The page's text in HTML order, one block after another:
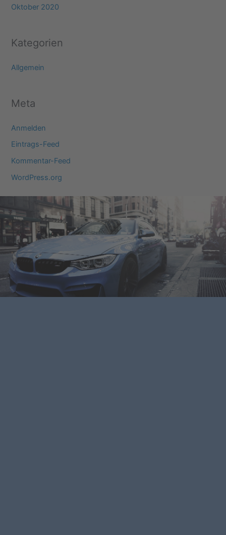
Oktober 2020
Kategorien
Allgemein
Meta
Anmelden
Eintrags-Feed
Kommentar-Feed
WordPress.org